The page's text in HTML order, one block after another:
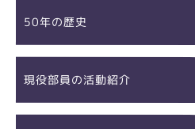
50年の歴史
現役部員の活動紹介